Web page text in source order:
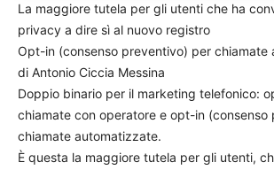
La maggiore tutela per gli utenti che ha
privacy a dire sì al nuovo registro
Opt-in (consenso preventivo) per chiamate
di Antonio Ciccia Messina
Doppio binario per il marketing telefonico:
chiamate con operatore e opt-in (consenso
chiamate automatizzate.
È questa la maggiore tutela per gli utenti,